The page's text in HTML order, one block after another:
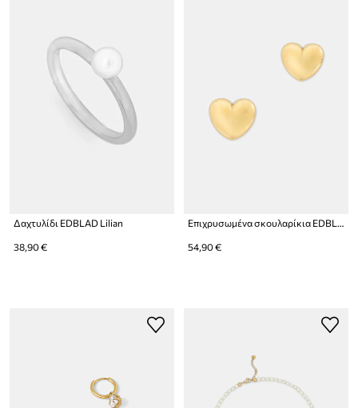
Δαχτυλίδι EDBLAD Lilian
38,90 € 54,90 €